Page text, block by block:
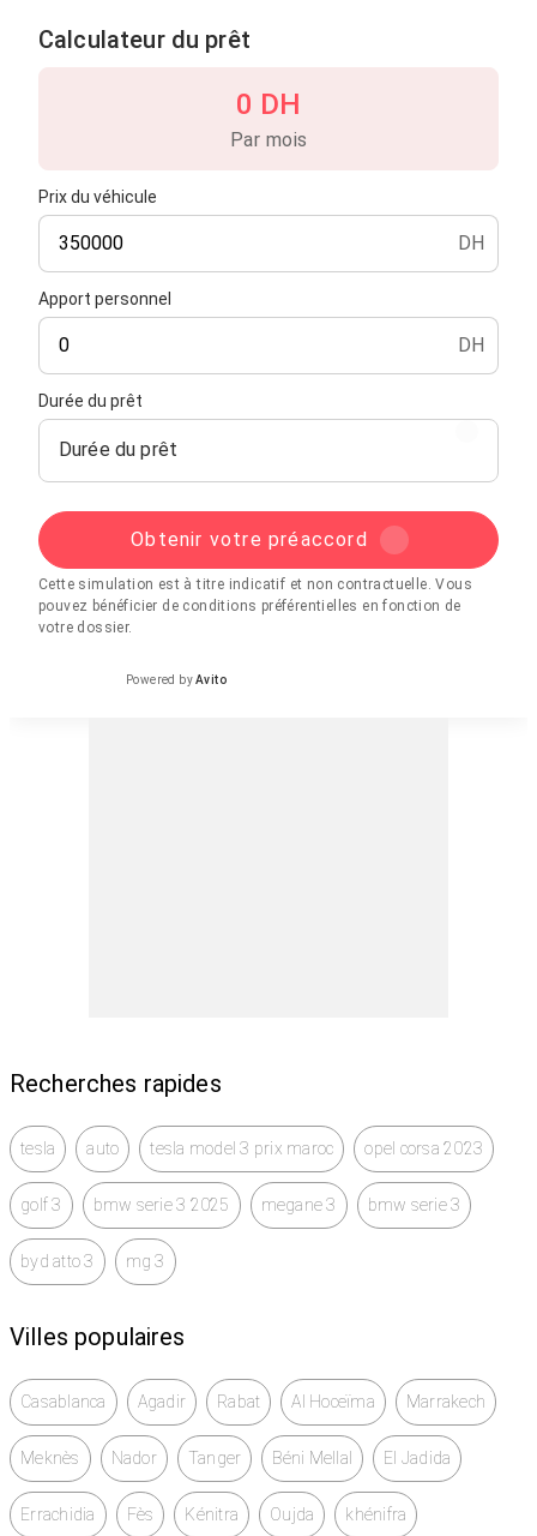
Calculateur du prêt
Prix du véhicule
DH
Apport personnel
DH
Durée du prêt
Durée du prêt
0 DH
Par mois
Obtenir votre préaccord
Cette simulation est à titre indicatif et non contractuelle. Vous
pouvez bénéficier de conditions préférentielles en fonction de
votre dossier.
Powered byAvito
Recherches rapides
tesla auto tesla model 3 prix maroc opel corsa 2023
golf 3 bmw serie 3 2025 megane 3 bmw serie 3
byd atto 3 mg 3
Villes populaires
Casablanca Agadir Rabat Al Hoceïma Marrakech
Meknès Nador Tanger Béni Mellal El Jadida
Errachidia Fès Kénitra Oujda khénifra